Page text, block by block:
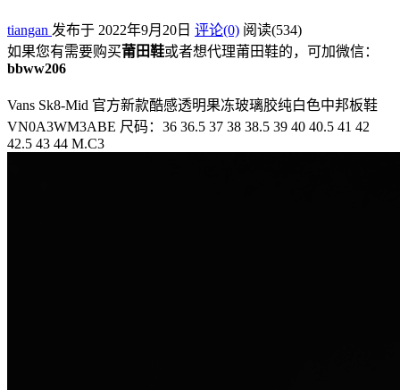
tiangan 发布于 2022年9月20日 评论(0) 阅读(534)
如果您有需要购买莆田鞋或者想代理莆田鞋的，可加微信：
bbww206
Vans Sk8-Mid 官方新款酷感透明果冻玻璃胶纯白色中邦板鞋
VN0A3WM3ABE 尺码：36 36.5 37 38 38.5 39 40 40.5 41 42
42.5 43 44 M.C3